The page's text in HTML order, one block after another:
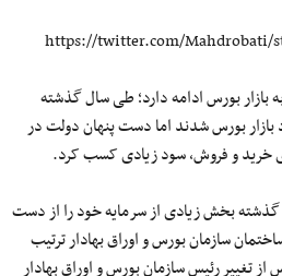
https://twitter.com/Mahdrobati/
بازار بورس ادامه دارد؛ طی سال گذشته
بازار بورس شدند اما دست پنهان دولت در
خرید و فروش، سود زیادی کسب کرد.
بخش زیادی از سرمایه خود را از دست
سازمان بورس و اوراق بهادار ترتیب
تغییر رئیس سازمان بورس و اوراق بهادار